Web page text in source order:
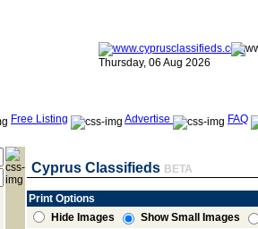
Thursday, 06 Aug 2026
Free Listing Advertise FAQ
Cyprus Classifieds BETA
Print Options
Hide Images
Show Small Images